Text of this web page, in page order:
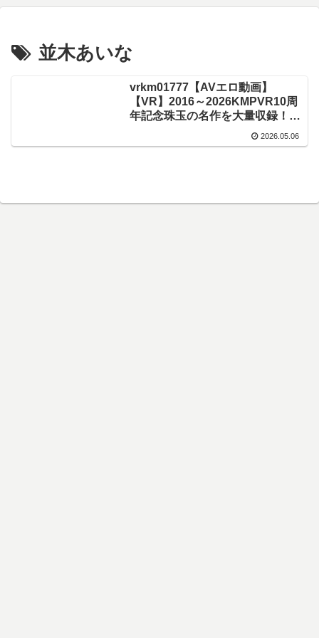
並木あいな
vrkm01777【AVエロ動画】
【VR】2016～2026KMPVR10周
年記念珠玉の名作を大量収録！！
2000分アニバーサリーBOX
8KVer.
2026.05.06